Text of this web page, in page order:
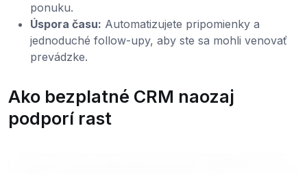
ponuku.
Úspora času: Automatizujete pripomienky a
jednoduché follow-upy, aby ste sa mohli venovať
prevádzke.
Ako bezplatné CRM naozaj
podporí rast